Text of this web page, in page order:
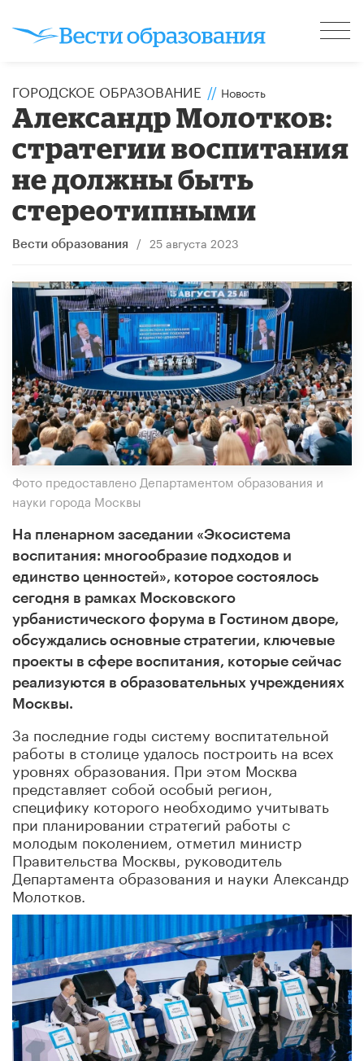
ГОРОДСКОЕ ОБРАЗОВАНИЕ // Новость
Александр Молотков:
стратегии воспитания
не должны быть
стереотипными
Вести образования / 25 августа 2023
Фото предоставлено Департаментом образования и
науки города Москвы
На пленарном заседании «Экосистема
воспитания: многообразие подходов и
единство ценностей», которое состоялось
сегодня в рамках Московского
урбанистического форума в Гостином дворе,
обсуждались основные стратегии, ключевые
проекты в сфере воспитания, которые сейчас
реализуются в образовательных учреждениях
Москвы.
За последние годы систему воспитательной
работы в столице удалось построить на всех
уровнях образования. При этом Москва
представляет собой особый регион,
специфику которого необходимо учитывать
при планировании стратегий работы с
молодым поколением, отметил министр
Правительства Москвы, руководитель
Департамента образования и науки Александр
Молотков.